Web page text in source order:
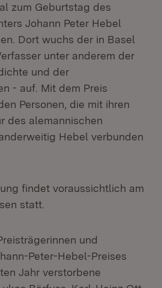
zum Geburtstag des
Johann Peter Hebel
Dort wuchs der in Basel
unter anderem der
und der
- auf. Mit dem Preis
Personen, die mit ihren
des alemannischen
Hebel verbunden
findet voraussichtlich am
statt.
und
Peter-Hebel-Preises
Jahr verstorbene